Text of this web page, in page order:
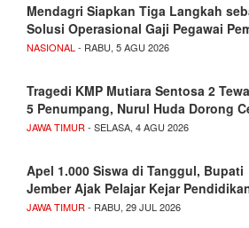
Mendagri Siapkan Tiga Langkah
Solusi Operasional Gaji Pegawai
NASIONAL - RABU, 5 AGU 2026
Tragedi KMP Mutiara Sentosa 2
5 Penumpang, Nurul Huda Dorong
JAWA TIMUR - SELASA, 4 AGU 2026
Apel 1.000 Siswa di Tanggul, Bupati
Jember Ajak Pelajar Kejar
JAWA TIMUR - RABU, 29 JUL 2026